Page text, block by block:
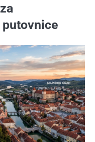
putovnice